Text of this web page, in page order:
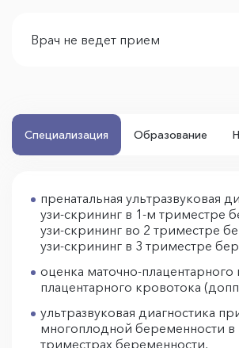
Врач не ведет прием
Специализация Образование
пренатальная ультразвуковая
узи-скрининг в 1-м триместре
узи-скрининг во 2 триместре
узи-скрининг в 3 триместре
оценка маточно-
плацентарного кровотока
ультразвуковая диагностика
многоплодной беременности в
триместрах беременности,